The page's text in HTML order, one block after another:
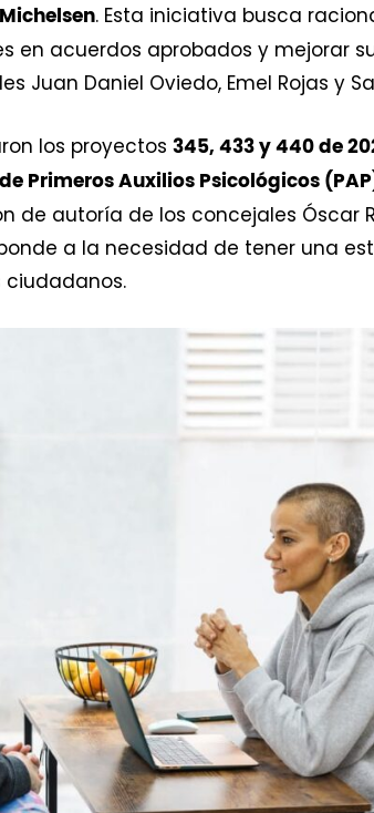
. Esta iniciativa busca
acuerdos aprobados y mejorar
Juan Daniel Oviedo, Emel Rojas y
los proyectos 345, 433 y 440 de
Primeros Auxilios Psicológicos
de autoría de los concejales Óscar
a la necesidad de tener una
ciudadanos.